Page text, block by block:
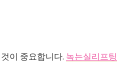
이 중요합니다. 녹는실리프팅